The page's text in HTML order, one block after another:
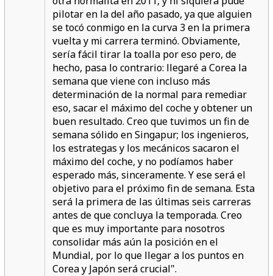
pilotar en la del año pasado, ya que alguien
se tocó conmigo en la curva 3 en la primera
vuelta y mi carrera terminó. Obviamente,
sería fácil tirar la toalla por eso pero, de
hecho, pasa lo contrario: llegaré a Corea la
semana que viene con incluso más
determinación de la normal para remediar
eso, sacar el máximo del coche y obtener un
buen resultado. Creo que tuvimos un fin de
semana sólido en Singapur; los ingenieros,
los estrategas y los mecánicos sacaron el
máximo del coche, y no podíamos haber
esperado más, sinceramente. Y ese será el
objetivo para el próximo fin de semana. Esta
será la primera de las últimas seis carreras
antes de que concluya la temporada. Creo
que es muy importante para nosotros
consolidar más aún la posición en el
Mundial, por lo que llegar a los puntos en
Corea y Japón será crucial".